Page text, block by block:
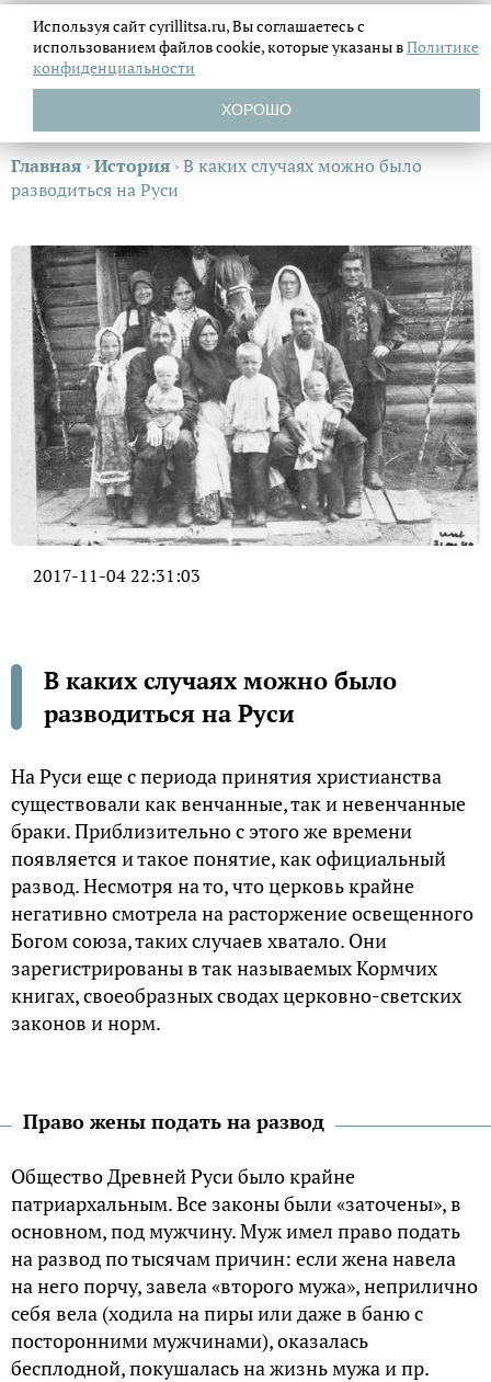
Главная ›История ›В каких случаях можно было
разводиться на Руси
2017-11-04 22:31:03
В каких случаях можно было
разводиться на Руси
На Руси еще с периода принятия христианства
существовали как венчанные, так и невенчанные
браки. Приблизительно с этого же времени
появляется и такое понятие, как официальный
развод. Несмотря на то, что церковь крайне
негативно смотрела на расторжение освещенного
Богом союза, таких случаев хватало. Они
зарегистрированы в так называемых Кормчих
книгах, своеобразных сводах церковно-светских
законов и норм.
Право жены подать на развод
Общество Древней Руси было крайне
патриархальным. Все законы были «заточены», в
основном, под мужчину. Муж имел право подать
на развод по тысячам причин: если жена навела
на него порчу, завела «второго мужа», неприлично
себя вела (ходила на пиры или даже в баню с
посторонними мужчинами), оказалась
бесплодной, покушалась на жизнь мужа и пр.
Используя сайт cyrillitsa.ru, Вы соглашаетесь с
использованием файловcookie, которые указаны вПолитике
конфиденциальности
ХОРОШО